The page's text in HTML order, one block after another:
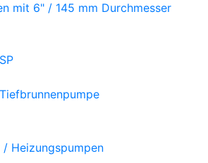
mit 6" / 145 mm Durchmesser
Heizungspumpen